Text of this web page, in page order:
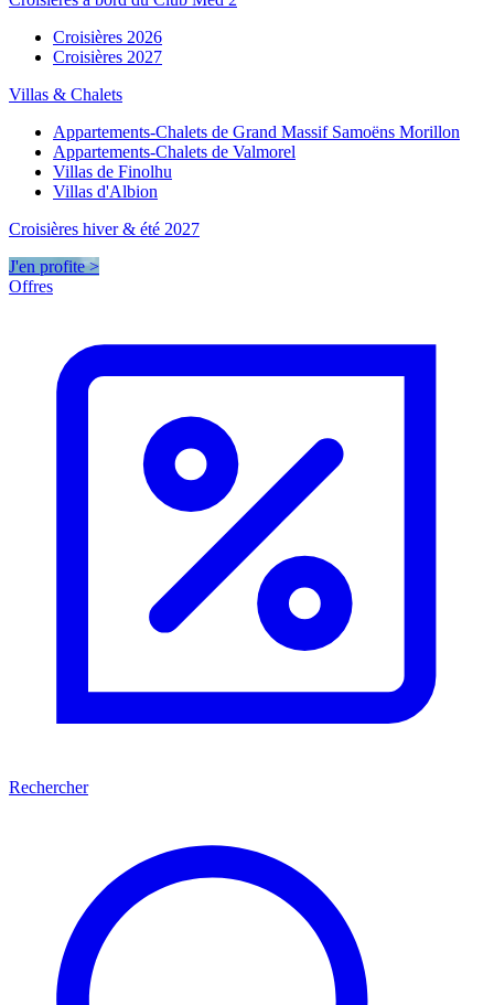
Croisières 2026
Croisières 2027
Villas & Chalets
Appartements-Chalets de Grand Massif Samoëns Morillon
Appartements-Chalets de Valmorel
Villas de Finolhu
Villas d'Albion
Croisières hiver & été 2027
J'en profite >
Offres
Rechercher